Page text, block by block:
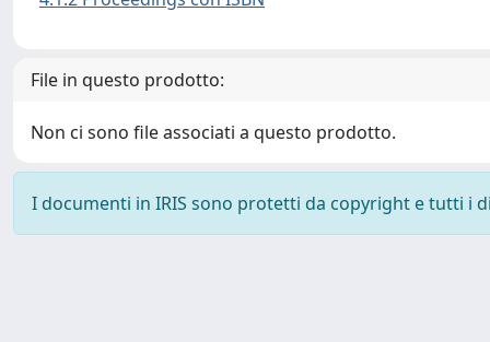
File in questo prodotto:
Non ci sono file associati a questo prodotto.
I documenti in IRIS sono protetti da copyright e tutti i